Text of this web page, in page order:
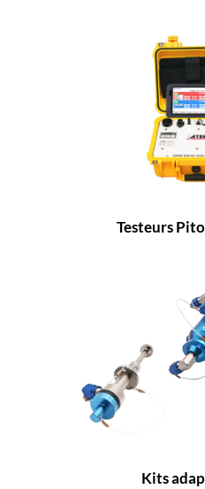
Testeurs
Kits